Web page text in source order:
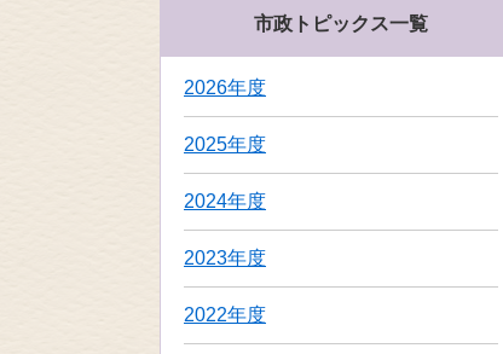
市政トピックス一覧
2026年度
2025年度
2024年度
2023年度
2022年度